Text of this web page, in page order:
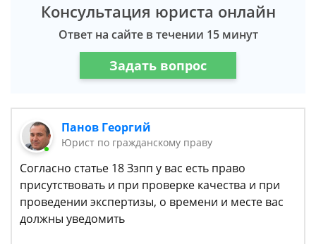
Консультация юриста онлайн
Ответ на сайте в течении 15 минут
Задать вопрос
Панов Георгий
Юрист по гражданскому праву
Согласно статье 18 Ззпп у вас есть право
присутствовать и при проверке качества и при
проведении экспертизы, о времени и месте вас
должны уведомить